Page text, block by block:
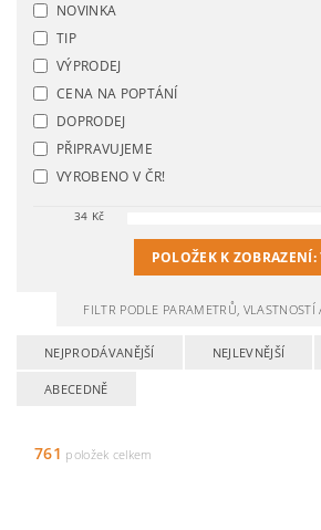
NOVINKA
TIP
VÝPRODEJ
CENA NA POPTÁNÍ
DOPRODEJ
PŘIPRAVUJEME
VYROBENO V ČR!
34 Kč
POLOŽEK K ZOBRAZENÍ:
FILTR PODLE PARAMETRŮ, VLASTNOSTÍ
NEJPRODÁVANĚJŠÍ NEJLEVNĚJŠÍ
ABECEDNĚ
761 položek celkem